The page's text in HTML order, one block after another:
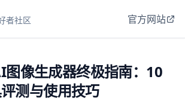
者社区 官方网站
像生成器终极指南：10
测与使用技巧